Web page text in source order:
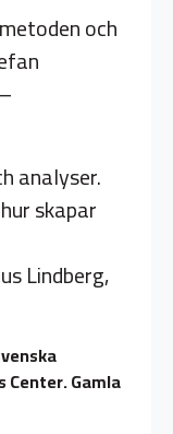
och
analyser.
skapar
Lindberg,
Center. Gamla